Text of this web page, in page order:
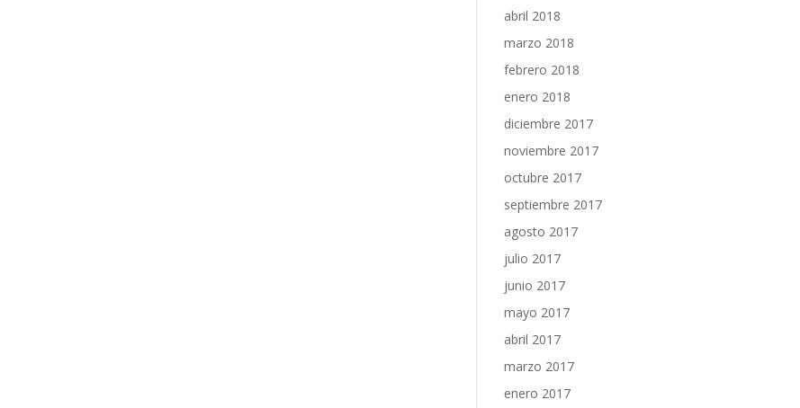
abril 2018
marzo 2018
febrero 2018
enero 2018
diciembre 2017
noviembre 2017
octubre 2017
septiembre 2017
agosto 2017
julio 2017
junio 2017
mayo 2017
abril 2017
marzo 2017
enero 2017